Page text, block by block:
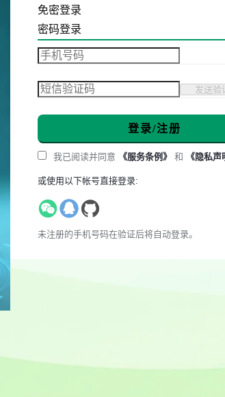
免密登录
密码登录
发送验
登录/注册
我已阅读并同意 《服务条例》 和 《隐私声
或使用以下帐号直接登录:
未注册的手机号码在验证后将自动登录。